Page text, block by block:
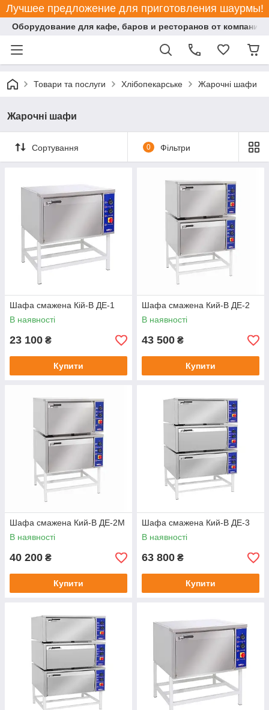
Лучшее предложение для приготовления шаурмы!
Оборудование для кафе, баров и ресторанов от компании
Товари та послуги Хлібопекарське Жарочні шафи
Жарочні шафи
Сортування 0 Фільтри
Шафа смажена Кій-В ДЕ-1
В наявності
23 100 ₴
Купити
Шафа смажена Кий-В ДЕ-2
В наявності
43 500 ₴
Купити
Шафа смажена Кий-В ДЕ-2М
В наявності
40 200 ₴
Купити
Шафа смажена Кий-В ДЕ-3
В наявності
63 800 ₴
Купити